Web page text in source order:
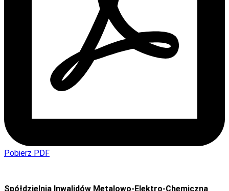
Pobierz PDF
Spółdzielnia Inwalidów Metalowo-Elektro-Chemiczna